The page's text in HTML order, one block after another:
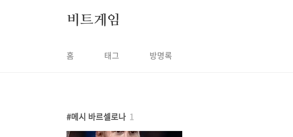
비트게임
홈 태그 방명록
메시 바르셀로나 1